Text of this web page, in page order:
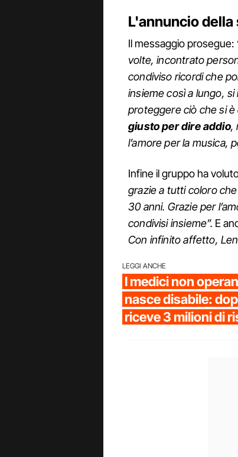
L'annuncio
Il messaggio prosegue:
volte, incontrato
condiviso ricordi che
insieme così a lungo,
proteggere ciò che si
giusto per dire addio,
l’amore per la musica,
Infine il gruppo ha
grazie a tutti coloro
30 anni. Grazie per
condivisi insieme”. E
Con infinito affetto,
LEGGI ANCHE
I medici non
nasce disabile:
riceve 3 milioni di